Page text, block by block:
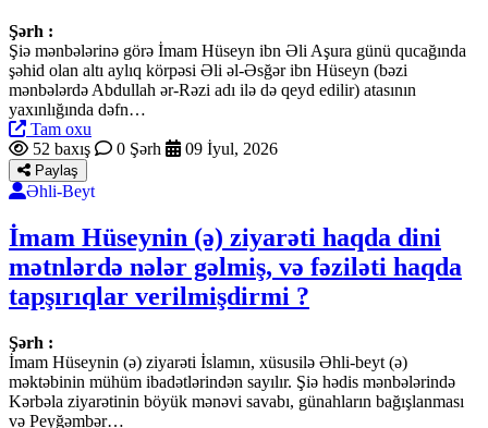
Şərh :
Şiə mənbələrinə görə İmam Hüseyn ibn Əli Aşura günü qucağında
şəhid olan altı aylıq körpəsi Əli əl-Əsğər ibn Hüseyn (bəzi
mənbələrdə Abdullah ər-Rəzi adı ilə də qeyd edilir) atasının
yaxınlığında dəfn…
Tam oxu
52 baxış
0 Şərh 09 İyul, 2026
Paylaş
Əhli-Beyt
İmam Hüseynin (ə) ziyarəti haqda dini
mətnlərdə nələr gəlmiş, və fəziləti haqda
tapşırıqlar verilmişdirmi ?
Şərh :
İmam Hüseynin (ə) ziyarəti İslamın, xüsusilə Əhli-beyt (ə)
məktəbinin mühüm ibadətlərindən sayılır. Şiə hədis mənbələrində
Kərbəla ziyarətinin böyük mənəvi savabı, günahların bağışlanması
və Peyğəmbər…